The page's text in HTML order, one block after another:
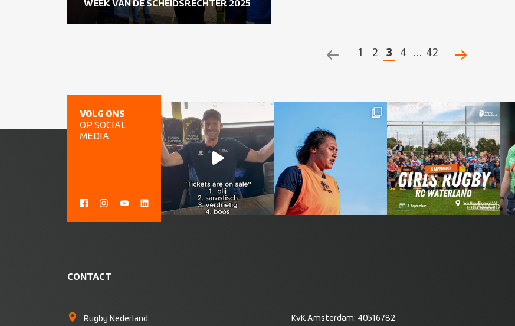
WEEK VAN DE SCHEIDSRECHTER 2025
POSTS1 2 3 4 … 42
VOLG ONS
OP SOCIAL
MEDIA
CONTACT
Rugby Nederland
KvK Amsterdam: 40516782